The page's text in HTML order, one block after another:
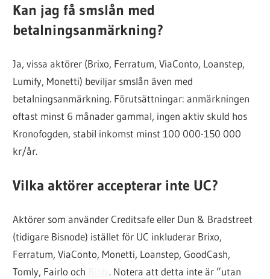
Kan jag få smslån med
betalningsanmärkning?
Ja, vissa aktörer (Brixo, Ferratum, ViaConto, Loanstep,
Lumify, Monetti) beviljar smslån även med
betalningsanmärkning. Förutsättningar: anmärkningen
oftast minst 6 månader gammal, ingen aktiv skuld hos
Kronofogden, stabil inkomst minst 100 000-150 000
kr/år.
Vilka aktörer accepterar inte UC?
Aktörer som använder Creditsafe eller Dun & Bradstreet
(tidigare Bisnode) istället för UC inkluderar Brixo,
Ferratum, ViaConto, Monetti, Loanstep, GoodCash,
Tomly, Fairlo och
. Notera att detta inte är ”utan